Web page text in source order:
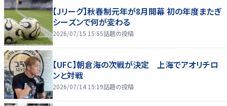
【Jリーグ】秋春制元年が8月開幕 初の年度またぎ
シーズンで何が変わる
2026/07/15 15:55話題の投稿
【UFC】朝倉海の次戦が決定 上海でアオリチロ
ンと対戦
2026/07/14 15:19話題の投稿